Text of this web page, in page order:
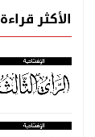
الأكثر قراءة